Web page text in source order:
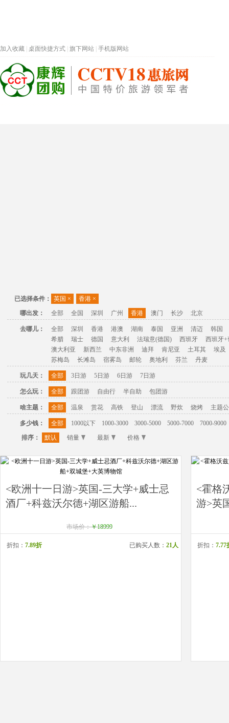
加入收藏 桌面快捷方式 旗下网站 手机版网站
已选择条件： 英国 × 香港 ×
哪出发：
全部 全国 深圳 广州 香港 澳门 长沙 北京
去哪儿： 全部 深圳 香港 港澳 湖南 泰国 亚洲 清迈
韩国
希腊
瑞士 德国 意大利 法瑞意(德国) 西班牙
西班牙+
澳大利亚
新西兰 中东非洲 迪拜 肯尼亚 土耳其
埃及
苏梅岛
长滩岛 宿雾岛 邮轮 奥地利 芬兰 丹麦
玩几天： 全部 3日游 5日游 6日游 7日游
怎么玩： 全部 跟团游 自由行 半自助 包团游
啥主题： 全部 温泉 赏花 高铁 登山 漂流 野炊 烧烤 主题
多少钱： 全部 1000以下 1000-3000 3000-5000 5000-7000
7000-9000
排序：
默认 销量 最新 价格
<欧洲十一日游>英国-三大学+威士忌
酒厂+科兹沃尔德+湖区游船...
市场价：￥18999
折扣： 7.89折 已购买人数： 21人
<霍格
游>英
折扣： 7.77